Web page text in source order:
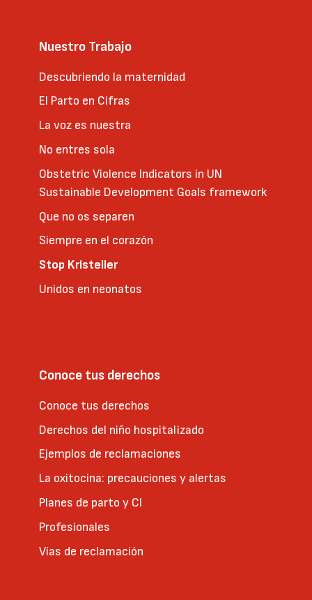
Nuestro Trabajo
Descubriendo la maternidad
El Parto en Cifras
La voz es nuestra
No entres sola
Obstetric Violence Indicators in UN
Sustainable Development Goals framework
Que no os separen
Siempre en el corazón
Stop Kristeller
Unidos en neonatos
Conoce tus derechos
Conoce tus derechos
Derechos del niño hospitalizado
Ejemplos de reclamaciones
La oxitocina: precauciones y alertas
Planes de parto y CI
Profesionales
Vías de reclamación